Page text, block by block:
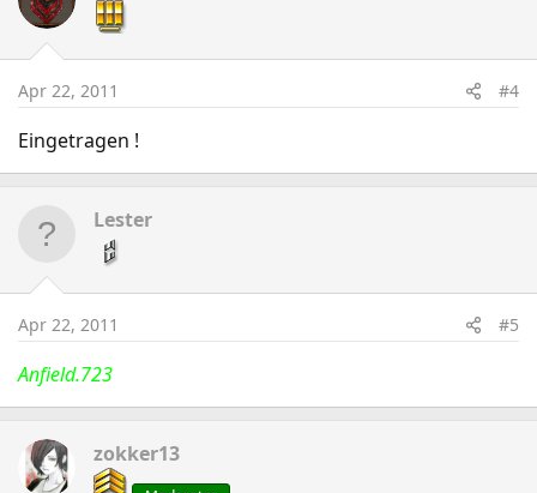
Apr 22, 2011 #4
Eingetragen !
Lester
Apr 22, 2011 #5
Anfield.723
zokker13